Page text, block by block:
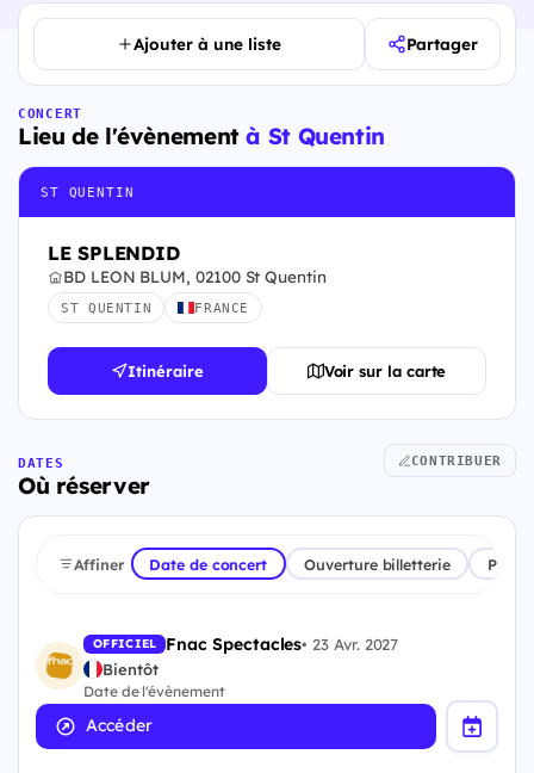
Ajouter à une liste Partager
CONCERT
Lieu de l'évènementà St Quentin
ST QUENTIN
LE SPLENDID
BD LEON BLUM, 02100 St Quentin
ST QUENTIN FRANCE
Itinéraire Voir sur la carte
DATES
Où réserver
CONTRIBUER
Affiner Date de concert Ouverture billetterie
OFFICIEL Fnac Spectacles• 23 Avr. 2027
Bientôt
Date de l'évènement
Accéder